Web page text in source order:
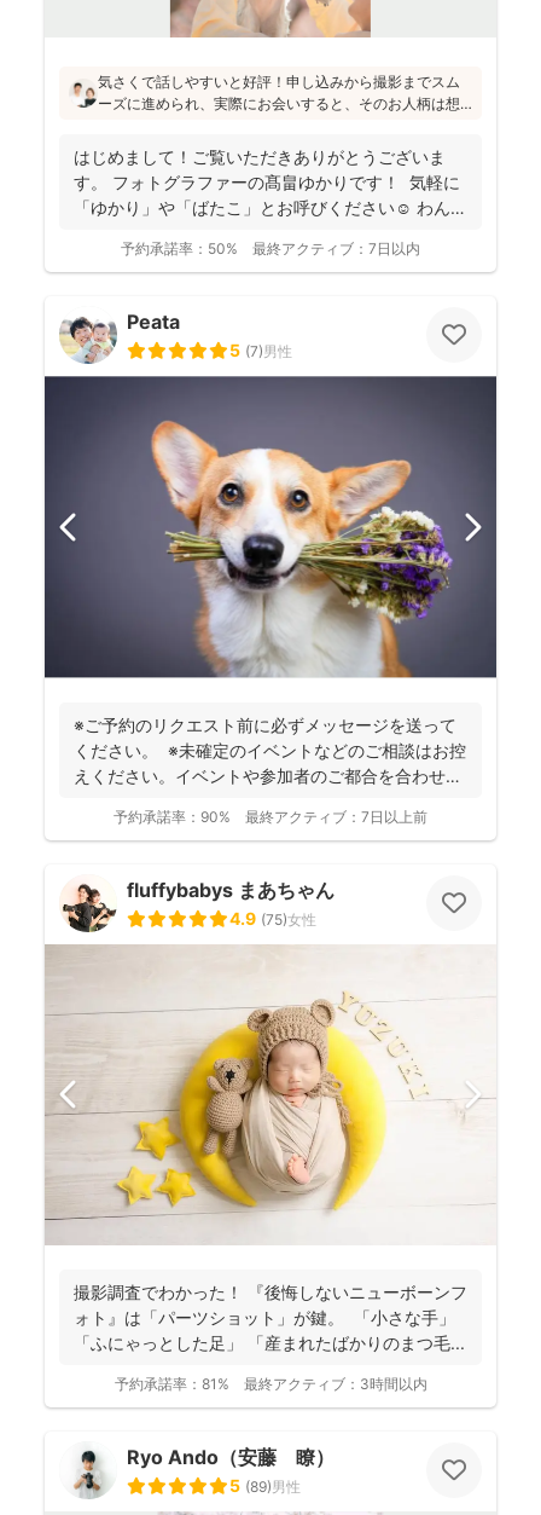
気さくで話しやすいと好評！申し込みから撮影までスム
ーズに進められ、実際にお会いすると、そのお人柄は想
フォトの研修をしっかり受講され、ウェディング業界経
験もあり、赤ちゃんから大人まで安心してお写りいただ
けます♪
はじめまして！ご覧いただきありがとうございま
す。 フォトグラファーの髙畠ゆかりです！ 気軽に
「ゆかり」や「ばたこ」とお呼びください☺︎ わんぱ
予約承諾率： 50% 最終アクティブ： 7日以内
Peata
5 (7)男性
※ご予約のリクエスト前に必ずメッセージを送って
ください。 ※未確定のイベントなどのご相談はお控
えください。イベントや参加者のご都合を合わせた
予約承諾率： 90% 最終アクティブ： 7日以上前
fluffybabys まあちゃん
4.9 (75)女性
撮影調査でわかった！ 『後悔しないニューボーンフ
ォト』は「パーツショット」が鍵。 「小さな手」
「ふにゃっとした足」 「産まれたばかりのまつ毛...
予約承諾率： 81% 最終アクティブ： 3時間以内
Ryo Ando（安藤 瞭）
5 (89)男性